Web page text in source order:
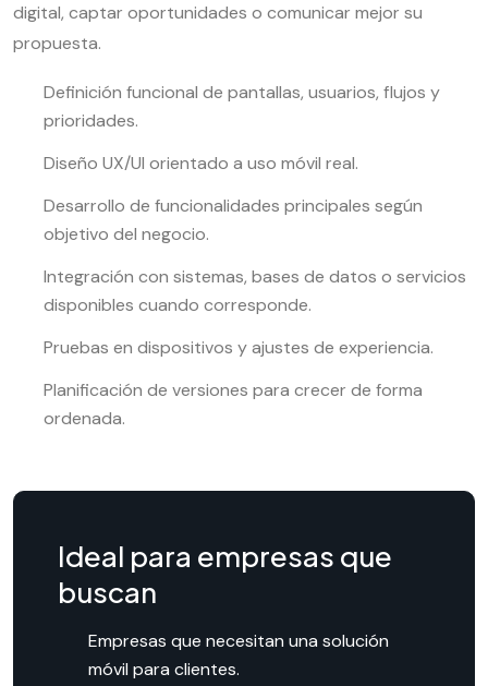
digital, captar oportunidades o comunicar mejor su
propuesta.
Definición funcional de pantallas, usuarios, flujos y
prioridades.
Diseño UX/UI orientado a uso móvil real.
Desarrollo de funcionalidades principales según
objetivo del negocio.
Integración con sistemas, bases de datos o servicios
disponibles cuando corresponde.
Pruebas en dispositivos y ajustes de experiencia.
Planificación de versiones para crecer de forma
ordenada.
Ideal para empresas que
buscan
Empresas que necesitan una solución
móvil para clientes.